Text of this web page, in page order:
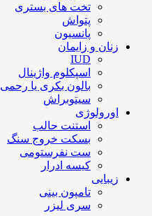
تخت های بستری
پتواش
پانسیون
زنان و زایمان
IUD
اسپکلوم واژینال
بالون بکری یا رحمی
سیتوبراش
اورولوژی
استنت حالب
بسکت خروج سنگ
ست نفرستومی
کیسه ادرار
زیبایی
تامپون بینی
سری لیزر